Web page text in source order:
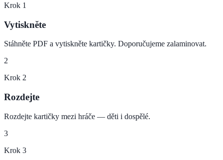
Krok 1
Vytiskněte
Stáhněte PDF a vytiskněte kartičky. Doporučujeme zalaminovat.
2
Krok 2
Rozdejte
Rozdejte kartičky mezi hráče — děti i dospělé.
3
Krok 3